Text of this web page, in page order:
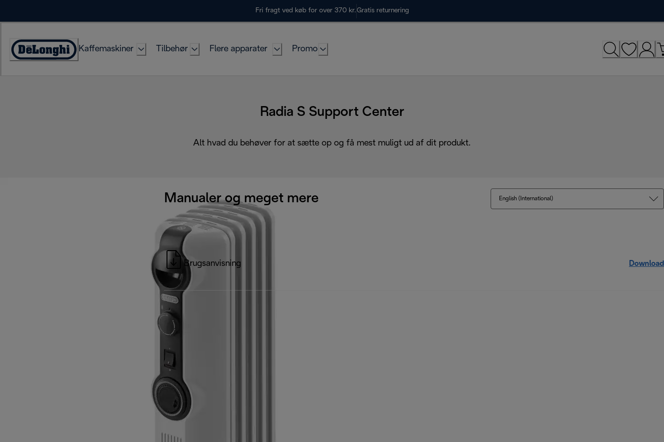
Fri fragt ved køb for over 370 kr.Gratis returnering
Accessibility
Kaffemaskiner Tilbehør Flere apparater Promo
Radia S Support Center
Alt hvad du behøver for at sætte op og få mest muligt ud af dit produkt.
Manualer og meget mere English (International)
Brugsanvisning Download